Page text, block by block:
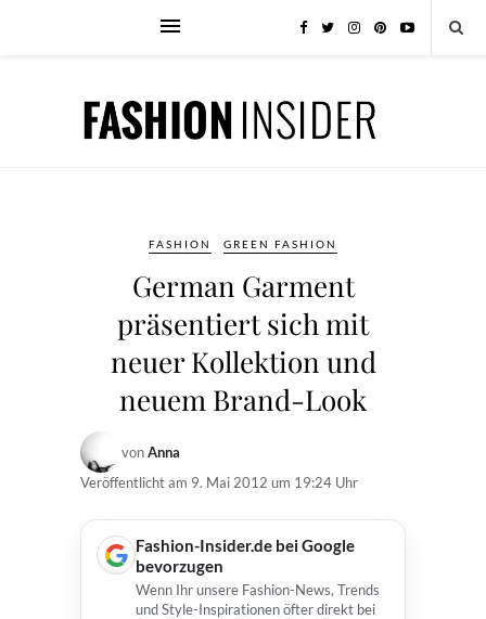
FASHION GREEN FASHION
German Garment
präsentiert sich mit
neuer Kollektion und
neuem Brand-Look
vonAnna
Veröffentlicht am 9. Mai 2012 um 19:24 Uhr
Fashion-Insider.de bei Google
bevorzugen
Wenn Ihr unsere Fashion-News, Trends
und Style-Inspirationen öfter direkt bei